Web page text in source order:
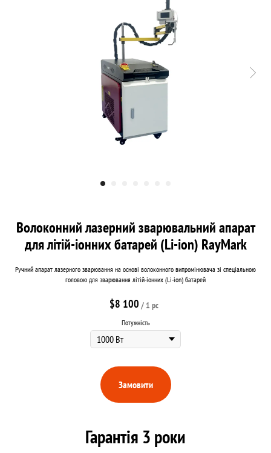
Волоконний лазерний зварювальний апарат
для літій-іонних батарей (Li-ion) RayMark
Ручний апарат лазерного зварювання на основі волоконного випромінювача зі спеціальною
головою для зварювання літій-іонних (Li-ion) батарей
$8 100 / 1 pc
Потужність
Замовити
Гарантія 3 роки